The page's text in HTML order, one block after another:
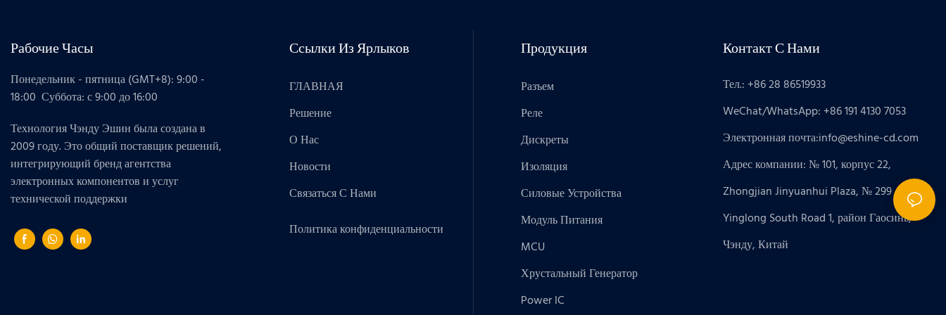
Рабочие Часы
Понедельник - пятница (GMT+8): 9:00 -
18:00 Суббота: с 9:00 до 16:00
Технология Чэнду Эшин была создана в
2009 году. Это общий поставщик решений,
интегрирующий бренд агентства
электронных компонентов и услуг
технической поддержки
Ссылки Из Ярлыков
ГЛАВНАЯ
Решение
О Нас
Новости
Связаться С Нами
Политика конфиденциальности
Продукция
Разъем
Реле
Дискреты
Изоляция
Силовые Устройства
Модуль Питания
MCU
Хрустальный Генератор
Power IC
Контакт С Нами
Тел.: +86 28 86519933
WeChat/WhatsApp: +86 191 4130 7053
Электронная почта:info@eshine-cd.com
Адрес компании: № 101, корпус 22,
Zhongjian Jinyuanhui Plaza, № 299
Yinglong South Road 1, район Гаосинь,
Чэнду, Китай